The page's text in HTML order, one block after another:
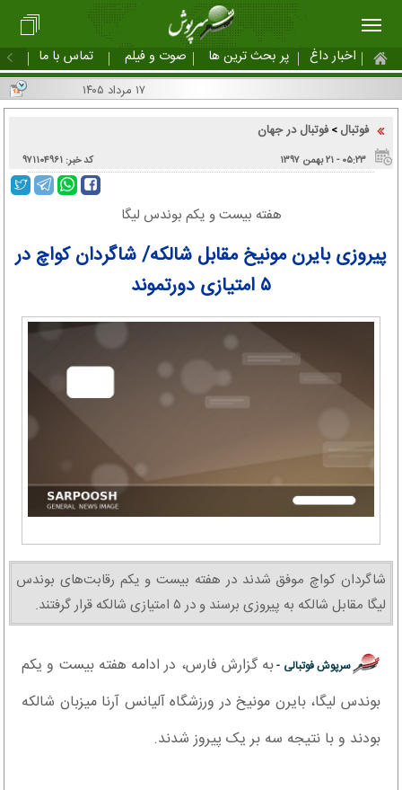
اخبار داغ پر بحث ترین ها صوت و فیلم تماس با ما
۱۷ مرداد ۱۴۰۵
فوتبال >فوتبال در جهان
۰۵:۲۳ - ۲۱ بهمن ۱۳۹۷ کد خبر: ۹۷۱۱۰۴۹۶۱
هفته بیست و یکم بوندس لیگا
پیروزی بایرن مونیخ مقابل شالکه/ شاگردان کواچ در
۵ امتیازی دورتموند
شاگردان کواچ موفق شدند در هفته بیست و یکم رقابت‌های بوندس
لیگا مقابل شالکه به پیروزی برسند و در ۵ امتیازی شالکه قرار گرفتند.
سرپوش فوتبالی -به گزارش فارس،‌ در ادامه هفته بیست و یکم
بوندس لیگا، بایرن مونیخ در ورزشگاه آلیانس آرنا میزبان شالکه
بودند و با نتیجه سه بر یک پیروز شدند.